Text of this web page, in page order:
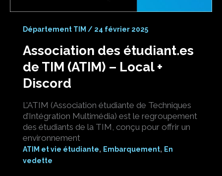
Département TIM / 24 février 2025
Association des étudiant.es
de TIM (ATIM) – Local +
Discord
L’ATIM (Association étudiante de Techniques
d’Intégration Multimédia) est le regroupement
des étudiants de la TIM, conçu pour offrir un
environnement
ATIM et vie étudiante, Embarquement, En
vedette